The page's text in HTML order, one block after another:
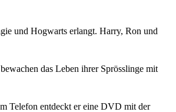
und Hogwarts erlangt. Harry, Ron und
das Leben ihrer Sprösslinge mit
Telefon entdeckt er eine DVD mit der